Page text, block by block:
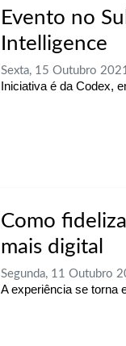
Evento no
Intelligence
Sexta, 15 Outubro
Iniciativa é da Codex,
Como
mais digital
Segunda, 11 Outubro
A experiência se torna